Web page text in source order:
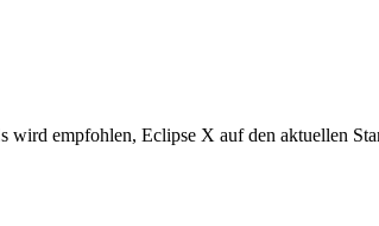
empfohlen, Eclipse X auf den aktuellen